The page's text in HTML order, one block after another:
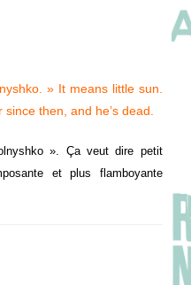
» It means little sun.
then, and he’s dead.
». Ça veut dire petit
et plus flamboyante